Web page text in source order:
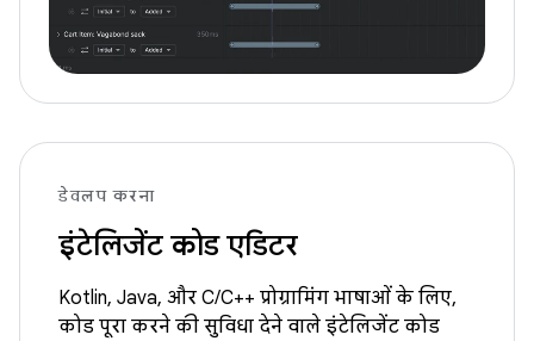
डेवलप करना
इंटेलिजेंट कोड एडिटर
Kotlin, Java, और C/C++ प्रोग्रामिंग भाषाओं के लिए,
कोड पूरा करने की सुविधा देने वाले इंटेलिजेंट कोड